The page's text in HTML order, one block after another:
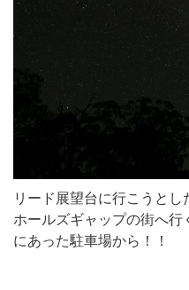
リード展望台に行こうとし
ホールズギャップの街へ
にあった駐車場から！！